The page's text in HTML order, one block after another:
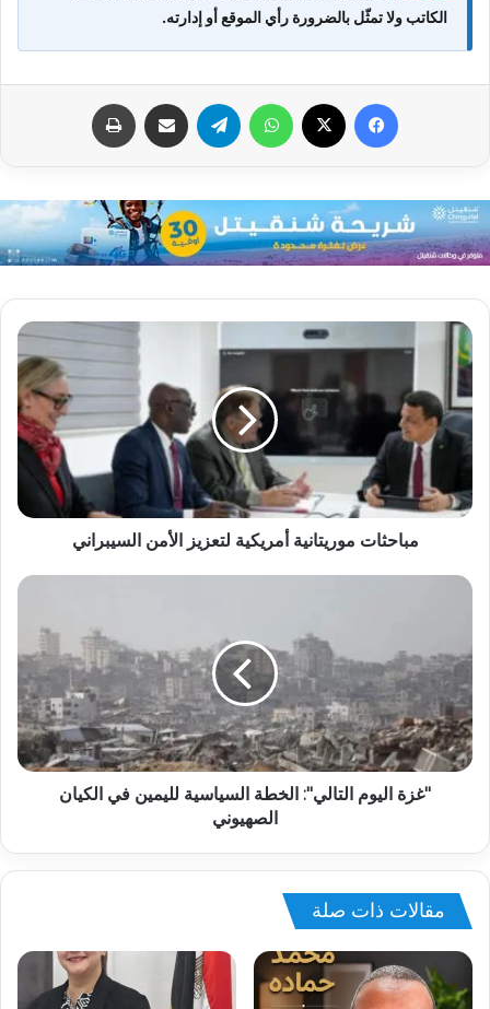
الكاتب ولا تمثّل بالضرورة رأي الموقع أو إدارته.
فيسبوك واتساب تيلقرام مشاركة عبر البريد
مباحثات موريتانية أمريكية لتعزيز الأمن السيبراني
"غزة اليوم التالي": الخطة السياسية لليمين في الكيان
الصهيوني
مقالات ذات صلة